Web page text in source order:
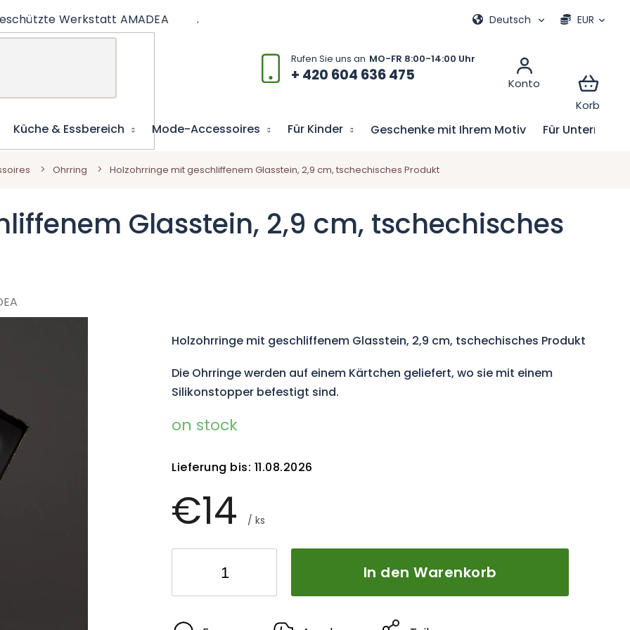
+ 420 604 636 475
Werkstatt AMADEA Artikel EUR
Deutsch
Küche & Essbereich Mode-Accessoires Für Kinder Geschenke mit Ihrem Motiv Für
Ohrring Holzohrringe mit geschliffenem Glasstein, 2,9 cm, tschechisches Produkt
Glasstein, 2,9 cm, tschechisches
€14 / ks
on stock
Lieferung bis: 11.08.2026
In den Warenkorb
Holzohrringe mit geschliffenem Glasstein, 2,9 cm, tschechisches Produkt
Die Ohrringe werden auf einem Kärtchen geliefert, wo sie mit einem
Silikonstopper befestigt sind.